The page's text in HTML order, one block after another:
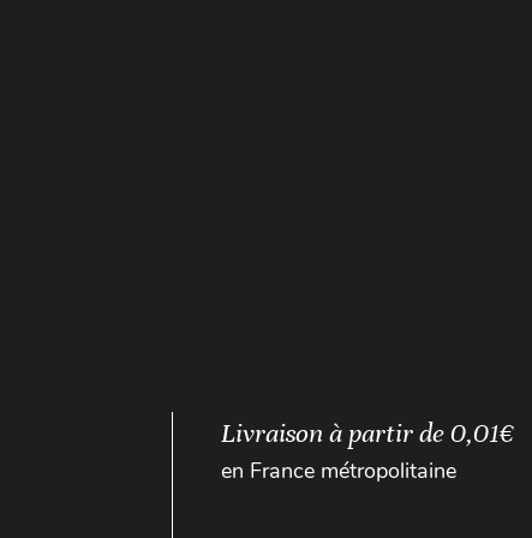
Livraison à partir de 0,01€
en France métropolitaine